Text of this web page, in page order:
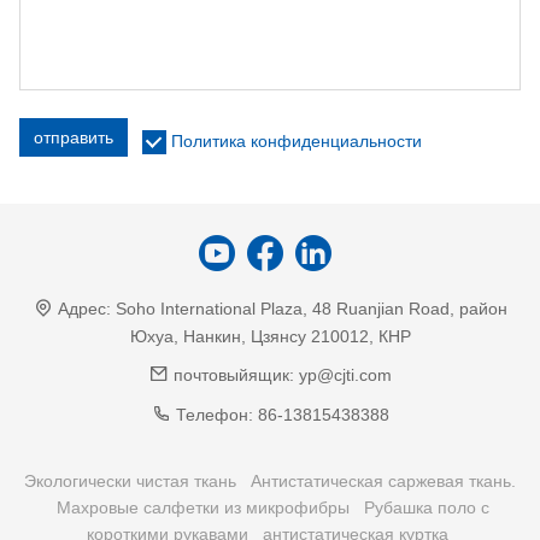
отправить Политика конфиденциальности
Адрес: Soho International Plaza, 48 Ruanjian Road, район
Юхуа, Нанкин, Цзянсу 210012, КНР
почтовыйящик: yp@cjti.com
Телефон: 86-13815438388
Экологически чистая ткань
Антистатическая саржевая ткань.
Махровые салфетки из микрофибры
Рубашка поло с
короткими рукавами
антистатическая куртка